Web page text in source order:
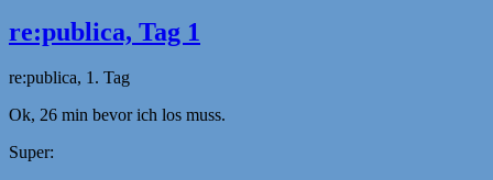
re:publica, Tag 1
re:publica, 1. Tag
Ok, 26 min bevor ich los muss.
Super: